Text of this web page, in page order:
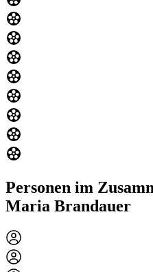
Personen im
Maria Brandauer